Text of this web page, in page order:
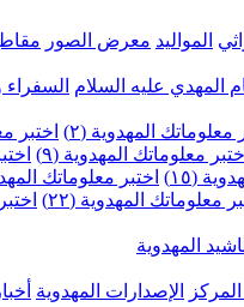
المواليد معرض الصور
المهدي عليه السلام السفراء
معلوماتك المهدوية (٢) اختبر
اختبر معلوماتك المهدوية (٩)
(١٥) اختبر معلوماتك
معلوماتك المهدوية (٢٢)
المهدوية
الإصدارات المهدوية